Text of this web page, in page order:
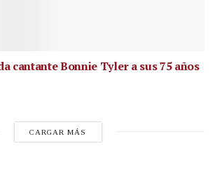
cantanteBonnie Tyler a sus 75 años
CARGAR MÁS